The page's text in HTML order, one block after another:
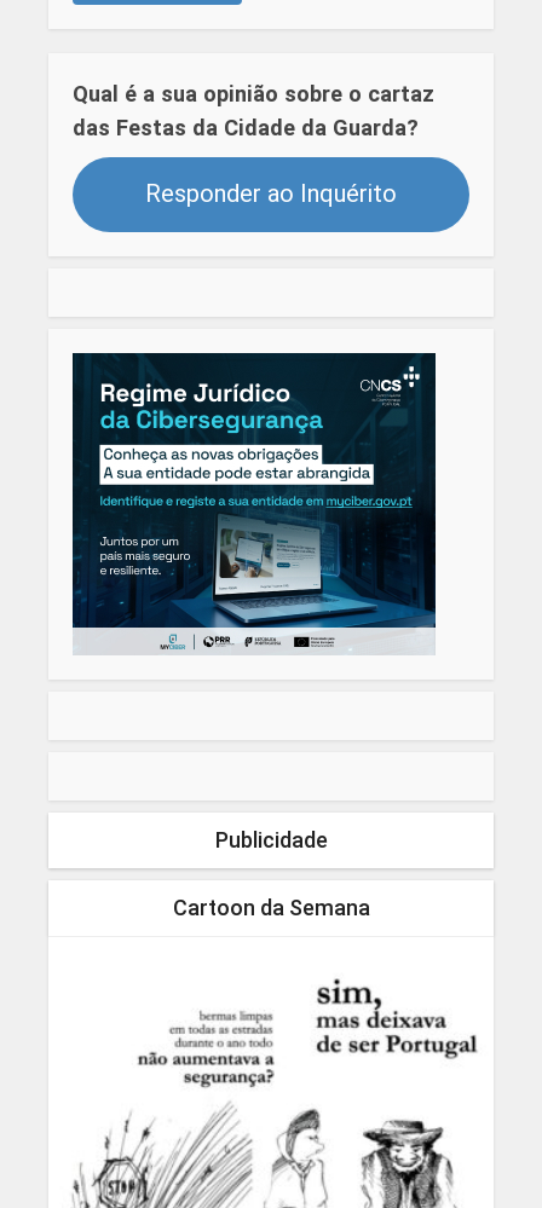
Qual é a sua opinião sobre o cartaz
das Festas da Cidade da Guarda?
Responder ao Inquérito
Publicidade
Cartoon da Semana